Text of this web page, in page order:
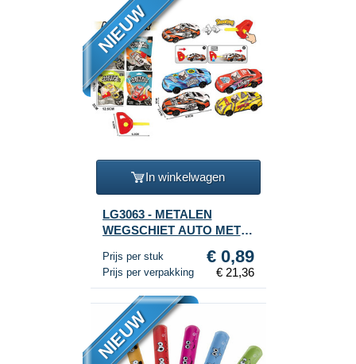
NIEUW
In winkelwagen
LG3063 - METALEN
WEGSCHIET AUTO MET
MIX KLEUREN (24st.)
Prijs per stuk € 0,89
Prijs per verpakking € 21,36
NIEUW